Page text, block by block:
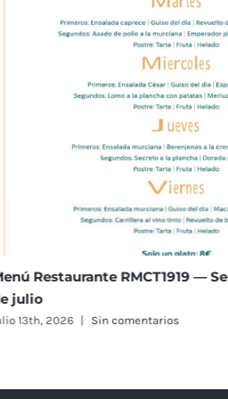
Menú Restaurante
julio
julio 6th, 2026